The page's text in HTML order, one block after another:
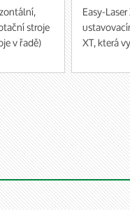
stroje
v řadě)
měření
Easy-
XT, která
platforem.
data na
přístrojů,
při výběru
během
naši
dispozici